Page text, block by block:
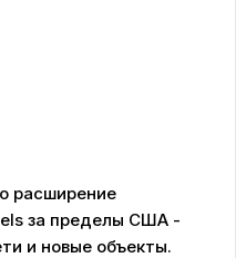
расширение
за пределы США -
и новые объекты.